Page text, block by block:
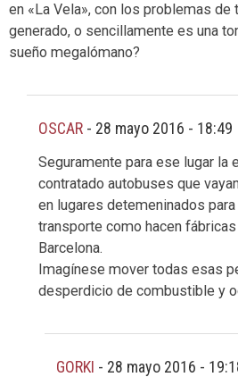
en «La Vela», con los problemas de
generado, o sencillamente es una
sueño megalómano?
OSCAR - 28 mayo 2016 - 18:49
Seguramente para ese lugar la
contratado autobuses que
en lugares detemeninados
transporte como hacen
Barcelona.
Imagínese mover todas esas
desperdicio de combustible y
GORKI - 28 mayo 2016 -